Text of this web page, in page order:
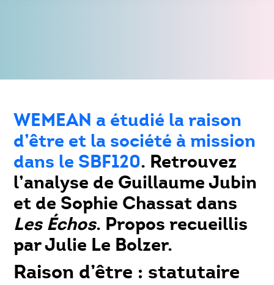
WEMEAN a étudié la raison
d’être et la société à mission
dans le SBF120. Retrouvez
l’analyse de Guillaume Jubin
et de Sophie Chassat dans
Les Échos. Propos recueillis
par Julie Le Bolzer.
Raison d’être : statutaire